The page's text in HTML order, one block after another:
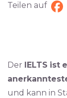
Teilen auf
Der IELTS ist
und kann in